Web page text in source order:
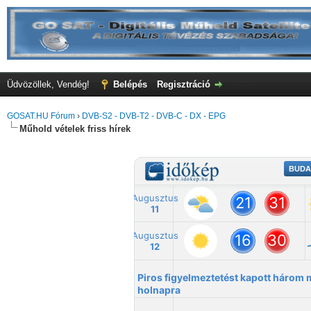
Üdvözöllek, Vendég! Belépés Regisztráció
GOSAT.HU Fórum › DVB-S2 - DVB-T2 - DVB-C - DX - EPG
Műhold vételek friss hírek